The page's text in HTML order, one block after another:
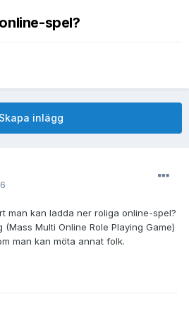
spel?
Skapa inlägg
man kan ladda ner roliga online-spel?
Multi Online Role Playing Game)
man kan möta annat folk.